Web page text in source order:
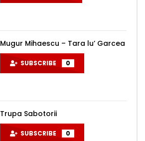
Mugur Mihaescu – Tara lu’ Garcea
SUBSCRIBE 0
Trupa Sabotorii
SUBSCRIBE 0